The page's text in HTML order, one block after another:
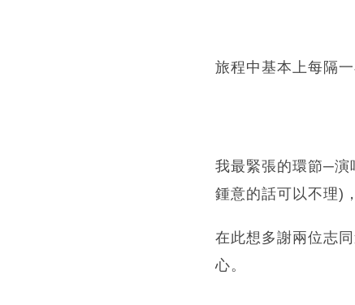
旅程中基本上每隔
我最緊張的環節─演
鍾意的話可以不理)
在此想多謝兩位志
心。